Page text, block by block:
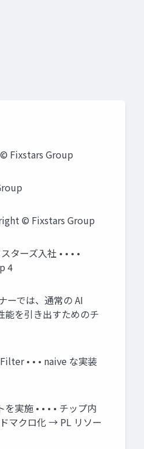
Fixstars Group
© Fixstars Group
ーズ入社 • • • •
4
ーでは、通常の AI
能を引き出すためのチ
• • • naive な実装
実施 • • • • チップ内
マクロ化 → PL リソー